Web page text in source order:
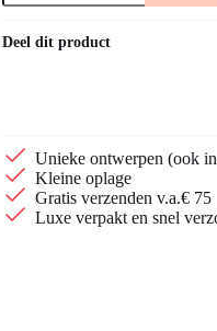
katoenparel
Deel dit product
Unieke ontwerpen (ook
Kleine oplage
Gratis verzenden v.a.€ 75
Luxe verpakt en snel